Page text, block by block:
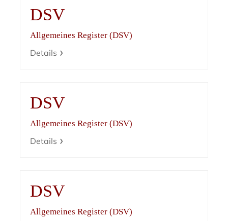
DSV
Allgemeines Register (DSV)
Details
DSV
Allgemeines Register (DSV)
Details
DSV
Allgemeines Register (DSV)